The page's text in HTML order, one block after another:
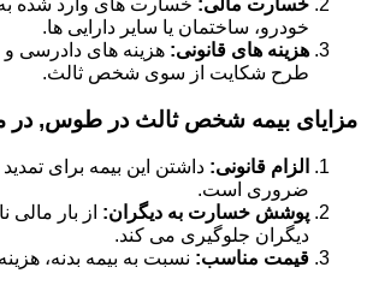
خسارت مالی: خسارت های وارد شده به
خودرو، ساختمان یا سایر دارایی ها.
هزینه های قانونی: هزینه های دادرسی
طرح شکایت از سوی شخص ثالث.
مزایای بیمه شخص ثالث در طوس,
الزام قانونی: داشتن این بیمه برای
ضروری است.
پوشش خسارت به دیگران: از بار
دیگران جلوگیری می کند.
قیمت مناسب: نسبت به بیمه بدنه،